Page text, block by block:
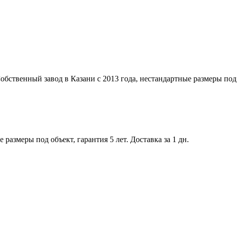
завод в Казани с 2013 года, нестандартные размеры под
под объект, гарантия 5 лет. Доставка за 1 дн.